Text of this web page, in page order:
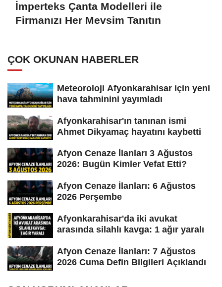
İmperteks Çanta Modelleri ile
Firmanızı Her Mevsim Tanıtın
ÇOK OKUNAN HABERLER
Meteoroloji Afyonkarahisar için yeni
hava tahminini yayımladı
Afyonkarahisar'ın tanınan ismi
Ahmet Dikyamaç hayatını kaybetti
Afyon Cenaze İlanları 3 Ağustos
2026: Bugün Kimler Vefat Etti?
Afyon Cenaze İlanları: 6 Ağustos
2026 Perşembe
Afyonkarahisar'da iki avukat
arasında silahlı kavga: 1 ağır yaralı
Afyon Cenaze İlanları: 7 Ağustos
2026 Cuma Defin Bilgileri Açıklandı